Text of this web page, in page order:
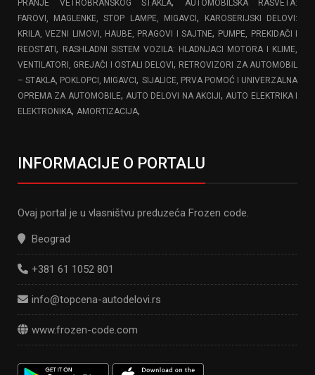
PRANJE VETROBRANSKOG STAKLA
AUTOMOBILSKA RASVETA:
FAROVI, MAGLENKE, STOP LAMPE, MIGAVCI ,
KAROSERIJSKI DELOVI:
KRILA, VEZNI LIMOVI, HAUBE, PRAGOVI I SAJTNE, PUMPE, PREKIDAČI I
REOSTATI ,
RASHLADNI SISTEM VOZILA: HLADNJACI MOTORA I KLIME,
VENTILATORI, GREJAČI I OSTALI DELOVI, RETROVIZORI ZA AUTOMOBIL
– STAKLA, POKLOPCI, MIGAVCI, SIJALICE, PRVA POMOĆ I UNIVERZALNA
OPREMA ZA AUTOMOBILE,AUTO DELOVI NA AKCIJI,AUTO ELEKTRIKA I
ELEKTRONIKA, AMORTIZACIJA,
INFORMACIJE O PORTALU
Ovaj portal je u vlasništvu preduzeća Frozen code.
Beograd
+381 61 1052 801
info@topcena-autodelovi.rs
www.frozen-code.com